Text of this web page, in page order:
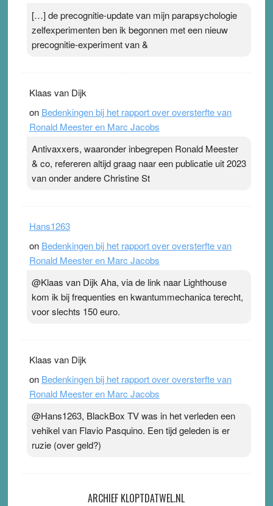
[…] de precognitie-update van mijn parapsychologie
zelfexperimenten ben ik begonnen met een nieuw
precognitie-experiment van &
Klaas van Dijk
on Bedenkingen bij het rapport over oversterfte van
Ronald Meester en Marc Jacobs
Antivaxxers, waaronder inbegrepen Ronald Meester
& co, refereren altijd graag naar een publicatie uit 2023
van onder andere Christine St
Hans1263
on Bedenkingen bij het rapport over oversterfte van
Ronald Meester en Marc Jacobs
@Klaas van Dijk Aha, via de link naar Lighthouse
kom ik bij frequenties en kwantummechanica terecht,
voor slechts 150 euro.
Klaas van Dijk
on Bedenkingen bij het rapport over oversterfte van
Ronald Meester en Marc Jacobs
@Hans1263, BlackBox TV was in het verleden een
vehikel van Flavio Pasquino. Een tijd geleden is er
ruzie (over geld?)
ARCHIEF KLOPTDATWEL.NL